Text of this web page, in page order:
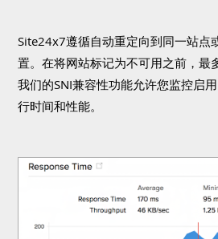
Site24x7遵循自动重定向到同一站点
置。在将网站标记为不可用之前，最
我们的SNI兼容性功能允许您监控启
行时间和性能。